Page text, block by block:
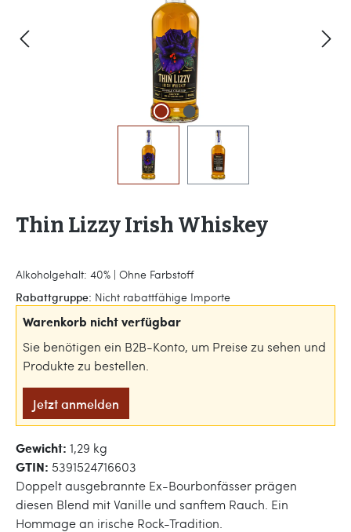
Thin Lizzy Irish Whiskey
Alkoholgehalt: 40% | Ohne Farbstoff
Rabattgruppe: Nicht rabattfähige Importe
Warenkorb nicht verfügbar
Sie benötigen ein B2B-Konto, um Preise zu sehen und
Produkte zu bestellen.
Jetzt anmelden
Gewicht: 1,29 kg
GTIN: 5391524716603
Doppelt ausgebrannte Ex-Bourbonfässer prägen
diesen Blend mit Vanille und sanftem Rauch. Ein
Hommage an irische Rock-Tradition.